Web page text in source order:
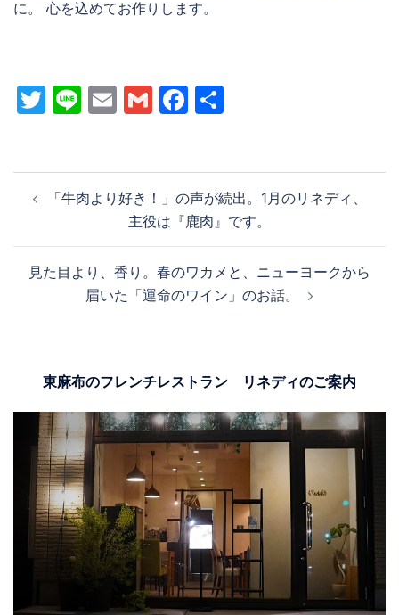
に。 心を込めてお作りします。
Twitter
LineEmailGmailFacebook
稿
ゲ
「牛肉より好き！」の声が続出。1月のリネディ、
主役は『鹿肉』です。
見た目より、香り。春のワカメと、ニューヨークから
届いた「運命のワイン」のお話。
東麻布のフレンチレストラン リネディのご案内